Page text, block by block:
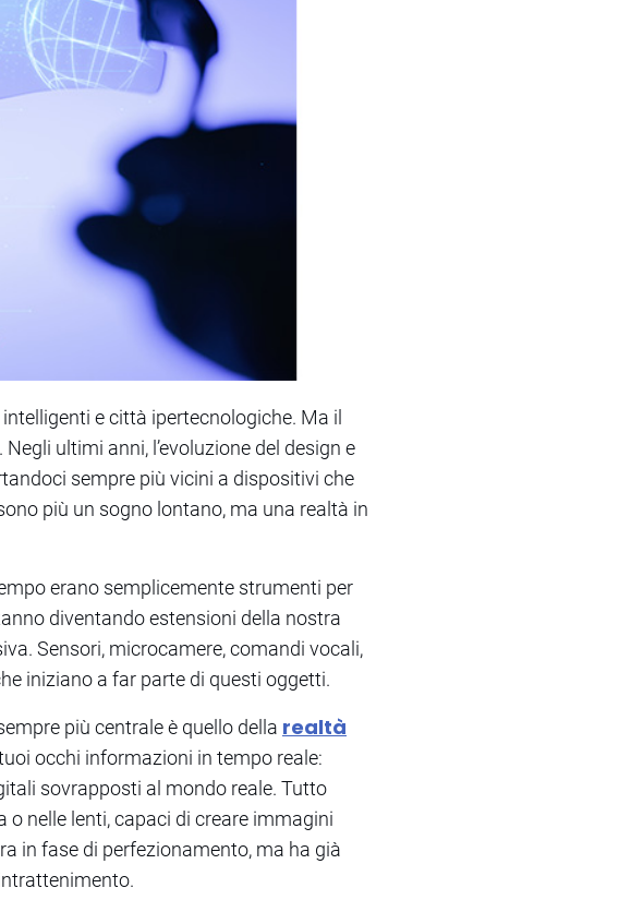
e città ipertecnologiche. Ma il
ultimi anni, l’evoluzione del design e
sempre più vicini a dispositivi che
più un sogno lontano, ma una realtà in
erano semplicemente strumenti per
diventando estensioni della nostra
Sensori, microcamere, comandi vocali,
iniziano a far parte di questi oggetti.
più centrale è quello della realtà
occhi informazioni in tempo reale:
sovrapposti al mondo reale. Tutto
nelle lenti, capaci di creare immagini
in fase di perfezionamento, ma ha già